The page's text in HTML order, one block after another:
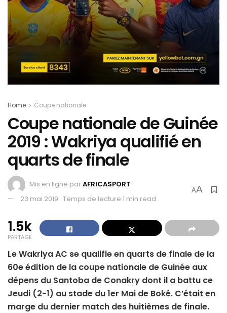
Home Coupe nationale
Coupe nationale de Guinée
2019 : Wakriya qualifié en
quarts de finale
Mis en ligne parAFRICASPORT
23 mai 2019 Temps de lecture:1 min read
AA
1.5k
PARTAGE
Le Wakriya AC se qualifie en quarts de finale de la
60e édition de la coupe nationale de Guinée aux
dépens du Santoba de Conakry dont il a battu ce
Jeudi (2-1) au stade du 1er Mai de Boké. C’était en
marge du dernier match des huitièmes de finale.